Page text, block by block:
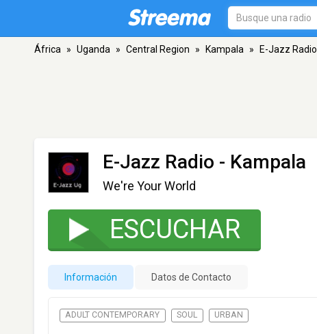
África » Uganda » Central Region » Kampala » E-Jazz Radio
E-Jazz Radio - Kampala
We're Your World
ESCUCHAR
Información Datos de Contacto
ADULT CONTEMPORARY SOUL URBAN